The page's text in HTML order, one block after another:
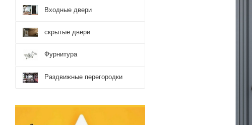
Входные двери
скрытые двери
Фурнитура
Раздвижные перегородки